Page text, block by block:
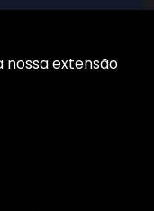
nossa extensão